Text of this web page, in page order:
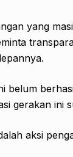
yang
belum
gerakan ini
aksi